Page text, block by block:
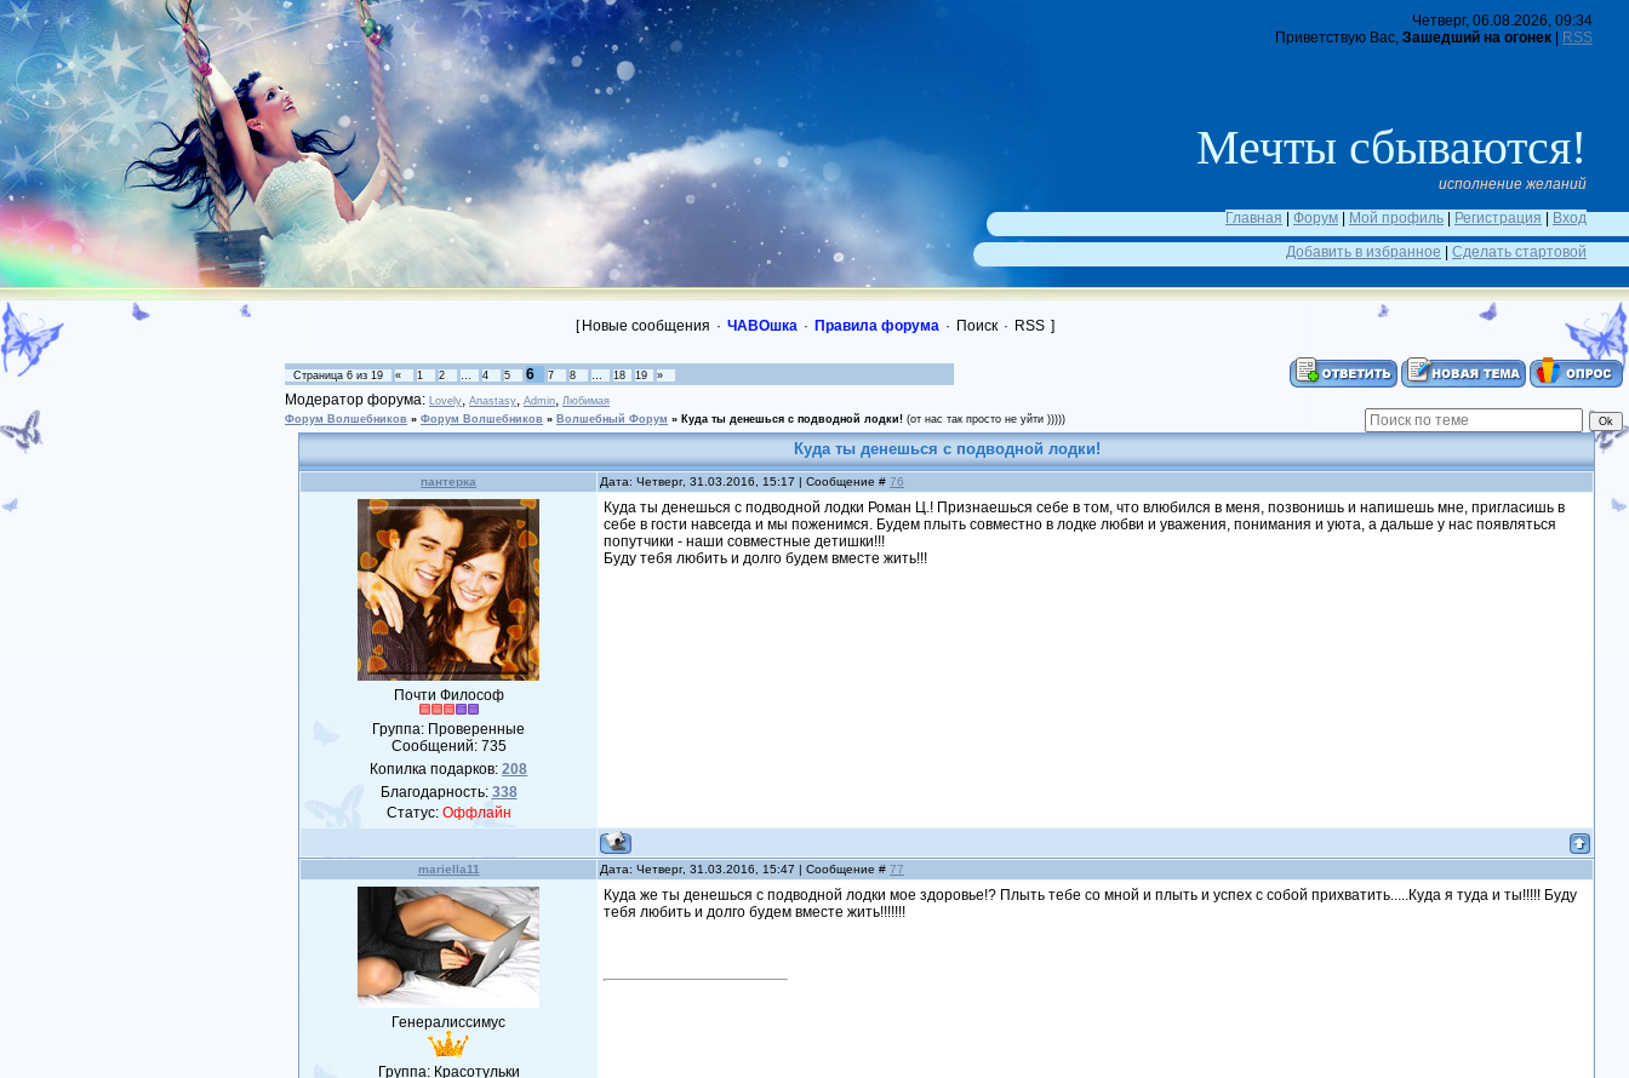
Четверг, 06.08.2026, 09:34
Приветствую Вас, Зашедший на огонек RSS
Мечты сбываются!
исполнение желаний
Главная
Форум Мой профиль Регистрация
Вход
Добавить в избранное
Сделать стартовой
[ Новые сообщения · ЧАВОшка · Правила форума · Поиск · RSS ]
Страница 6 из 19 « 1 2 … 4 5 6 7 8 … 18 19 »
Модератор форума: Lovely, Anastasy, Admin, Любимая
Форум Волшебников » Форум Волшебников » Волшебный Форум » Куда ты денешься с подводной лодки! (от нас так просто не уйти )))))
Куда ты денешься с подводной лодки!
пантерка Дата: Четверг, 31.03.2016, 15:17 | Сообщение #76
Почти Философ
Группа: Проверенные
Сообщений: 735
Копилка подарков:208
Благодарность: 338
Статус: Оффлайн
Куда ты денешься с подводной лодки Роман Ц.! Признаешься себе в том, что влюбился в меня, позвонишь и напишешь мне, пригласишь в
себе в гости навсегда и мы поженимся. Будем плыть совместно в лодке любви и уважения, понимания и уюта, а дальше у нас появляться
попутчики - наши совместные детишки!!!
Буду тебя любить и долго будем вместе жить!!!
mariella11 Дата: Четверг, 31.03.2016, 15:47 | Сообщение #77
Генералиссимус
Группа: Красотульки
Куда же ты денешься с подводной лодки мое здоровье!? Плыть тебе со мной и плыть и успех с собой прихватить.....Куда я туда и ты!!!!! Буду
тебя любить и долго будем вместе жить!!!!!!!